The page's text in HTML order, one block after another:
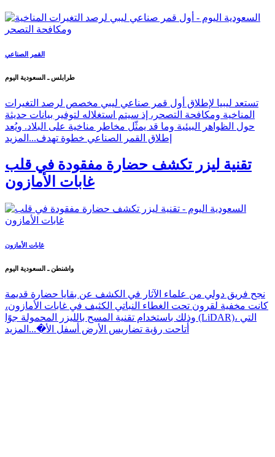
القمر الصناعي
طرابلس ـ السعودية اليوم
تستعد ليبيا لإطلاق أول قمر صناعي ليبي مخصص لرصد التغيرات
المناخية ومكافحة التصحر، إذ سيتم استغلاله لتوفير بيانات حديثة
حول الظواهر البيئية وما قد يمثّل مخاطر مناخية على البلاد. ويُعد
إطلاق القمر الصناعي خطوة تهدف... المزيد
تقنية ليزر تكشف حضارة مفقودة في قلب
غابات الأمازون
غابات الأمازون
واشنطن ـ السعودية اليوم
نجح فريق دولي من علماء الآثار في الكشف عن بقايا حضارة قديمة
كانت مخفية لقرون تحت الغطاء النباتي الكثيف في غابات الأمازون،
وذلك باستخدام تقنية المسح بالليزر المحمولة جوًا (LiDAR)، التي
أتاحت رؤية تضاريس الأرض أسفل الأ�... المزيد